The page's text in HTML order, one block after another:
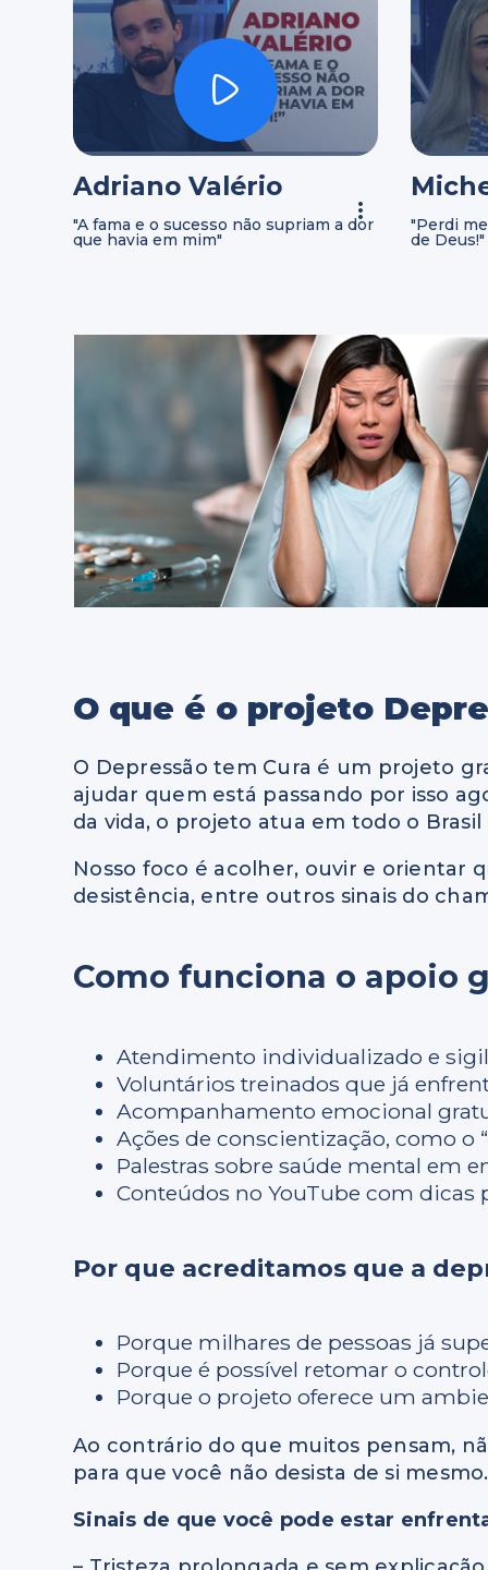
Adriano Valério
"A fama e o sucesso não supriam a dor
que havia em mim"
"Perdi
de Deus!"
O que é o projeto
O Depressão tem Cura é um projeto
ajudar quem está passando por isso
da vida, o projeto atua em todo o
Nosso foco é acolher, ouvir e orientar
desistência, entre outros sinais do
Como funciona o apoio
Atendimento individualizado e
Voluntários treinados que já
Acompanhamento emocional
Ações de conscientização, como o
Palestras sobre saúde mental em
Conteúdos no YouTube com dicas
Por que acreditamos que a
Porque milhares de pessoas já
Porque é possível retomar o
Porque o projeto oferece um
Ao contrário do que muitos pensam,
para que você não desista de si mesmo.
Sinais de que você pode estar